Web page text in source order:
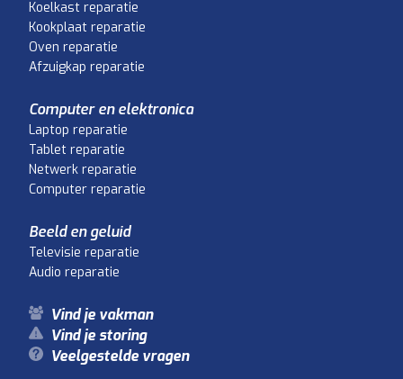
Koelkast reparatie
Kookplaat reparatie
Oven reparatie
Afzuigkap reparatie
Computer en elektronica
Laptop reparatie
Tablet reparatie
Netwerk reparatie
Computer reparatie
Beeld en geluid
Televisie reparatie
Audio reparatie
Vind je vakman
Vind je storing
Veelgestelde vragen